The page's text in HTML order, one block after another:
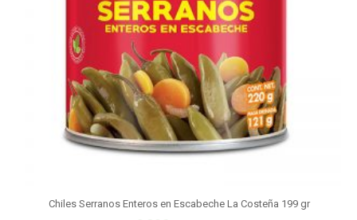
Chiles Serranos Enteros en Escabeche La Costeña 199 gr